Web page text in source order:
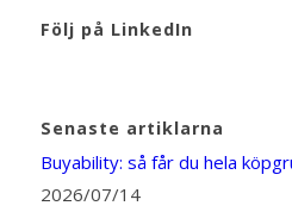
Följ på LinkedIn
Senaste artiklarna
Buyability: så får du hela
2026/07/14